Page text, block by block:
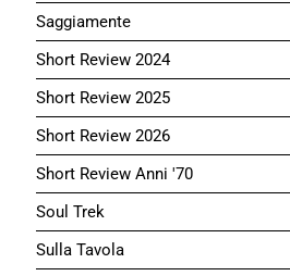
Saggiamente
Short Review 2024
Short Review 2025
Short Review 2026
Short Review Anni '70
Soul Trek
Sulla Tavola